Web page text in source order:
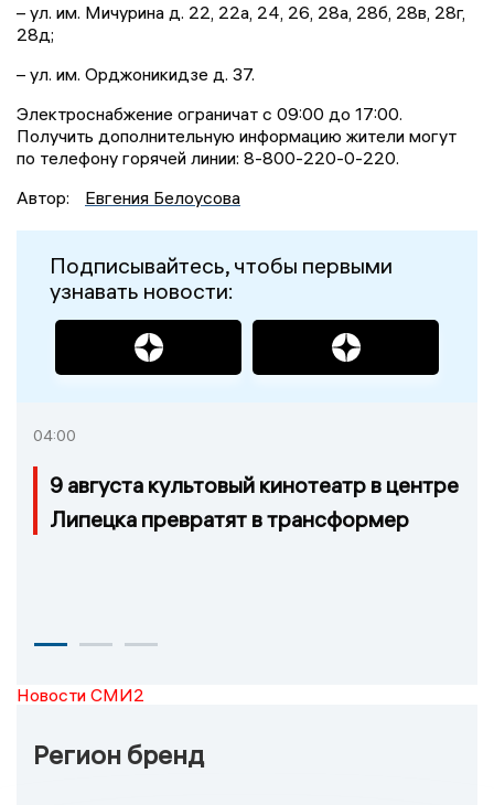
– ул. им. Мичурина д. 22, 22а, 24, 26, 28а, 28б, 28в, 28г,
28д;
– ул. им. Орджоникидзе д. 37.
Электроснабжение ограничат с 09:00 до 17:00.
Получить дополнительную информацию жители могут
по телефону горячей линии: 8-800-220-0-220.
Автор:
Евгения Белоусова
Подписывайтесь, чтобы первыми
узнавать новости:
04:00
9 августа культовый кинотеатр в центре
Липецка превратят в трансформер
Новости СМИ2
Регион бренд